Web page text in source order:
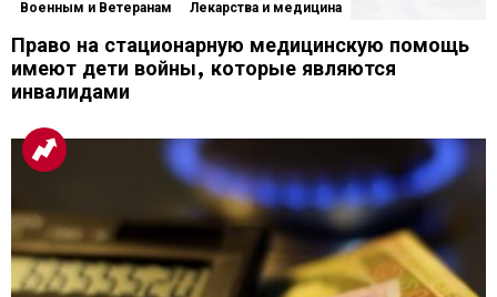
Военным и Ветеранам Лекарства и медицина
Право на стационарную медицинскую помощь
имеют дети войны, которые являются
инвалидами